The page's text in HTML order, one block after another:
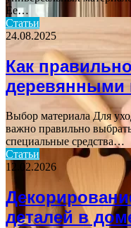
Ее…
Статьи
24.08.2025
Как
деревянными
Выбор материала Для
важно правильно
специальные средства…
Статьи
12.02.2026
деталей в